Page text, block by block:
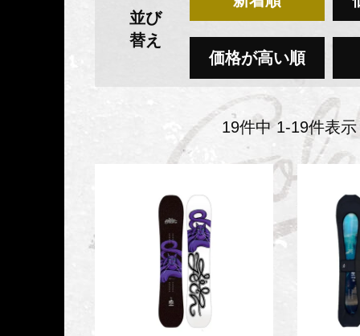
並び
替え
価格が高い順
19件中 1-19件表示